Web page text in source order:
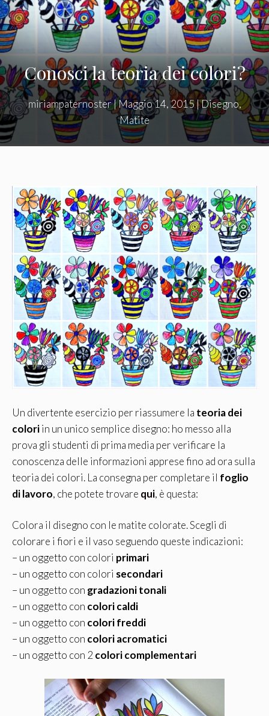
Conosci la teoria dei colori?
miriampaternoster|Maggio 14, 2015|Disegno,
Matite
Un divertente esercizio per riassumere la teoria dei
coloriin un unico semplice disegno: ho messo alla
prova gli studenti di prima media per verificare la
conoscenza delle informazioni apprese fino ad ora sulla
teoria dei colori. La consegna per completare il foglio
di lavoro, che potete trovare qui, è questa:
Colora il disegno con le matite colorate. Scegli di
colorare i fiori e il vaso seguendo queste indicazioni:
– un oggetto con colori primari
– un oggetto con colori secondari
– un oggetto con gradazioni tonali
– un oggetto con colori caldi
– un oggetto con colori freddi
– un oggetto con colori acromatici
– un oggetto con 2 colori complementari